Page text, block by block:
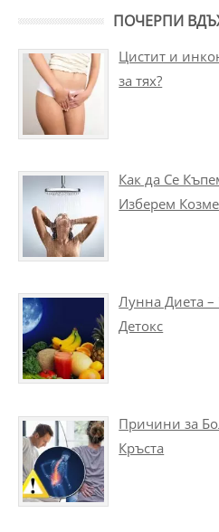
ПОЧЕРПИ
Цистит и
за тях?
Как да Се
Изберем
Лунна Диета –
Детокс
Причини за
Кръста